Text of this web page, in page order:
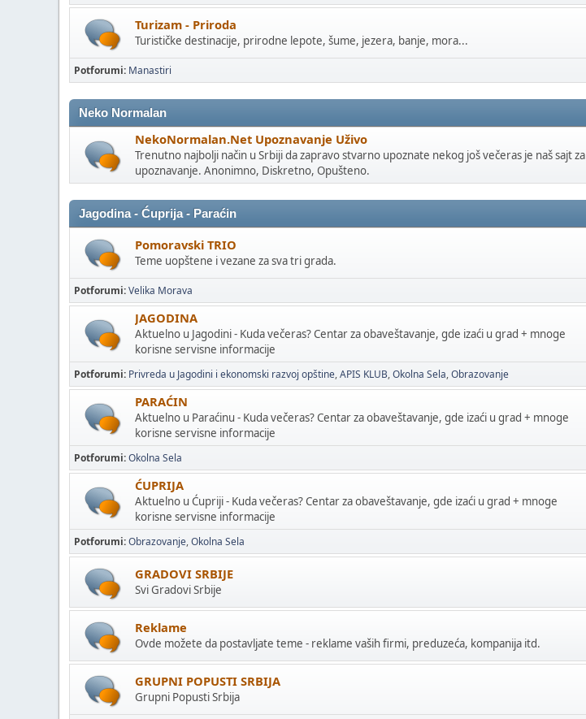
Turizam - Priroda
Turističke destinacije, prirodne lepote, šume, jezera, banje, mora...
Potforumi Manastiri
Neko Normalan
NekoNormalan.Net Upoznavanje Uživo
Trenutno najbolji način u Srbiji da zapravo stvarno upoznate nekog još večeras je naš sajt za
upoznavanje. Anonimno, Diskretno, Opušteno.
Jagodina - Ćuprija - Paraćin
Pomoravski TRIO
Teme uopštene i vezane za sva tri grada.
Potforumi Velika Morava
JAGODINA
Aktuelno u Jagodini - Kuda večeras? Centar za obaveštavanje, gde izaći u grad + mnoge
korisne servisne informacije
Potforumi Privreda u Jagodini i ekonomski razvoj opštine APIS KLUB Okolna Sela Obrazovanje
PARAĆIN
Aktuelno u Paraćinu - Kuda večeras? Centar za obaveštavanje, gde izaći u grad + mnoge
korisne servisne informacije
Potforumi Okolna Sela
ĆUPRIJA
Aktuelno u Ćupriji - Kuda večeras? Centar za obaveštavanje, gde izaći u grad + mnoge
korisne servisne informacije
Potforumi Obrazovanje Okolna Sela
GRADOVI SRBIJE
Svi Gradovi Srbije
Reklame
Ovde možete da postavljate teme - reklame vaših firmi, preduzeća, kompanija itd.
GRUPNI POPUSTI SRBIJA
Grupni Popusti Srbija